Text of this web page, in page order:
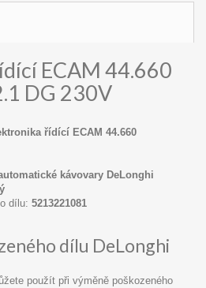
ECAM 44.660
DG 230V
řídící ECAM 44.660
kávovary DeLonghi
dílu: 5213221081
dílu DeLonghi
použít při výměně poškozeného